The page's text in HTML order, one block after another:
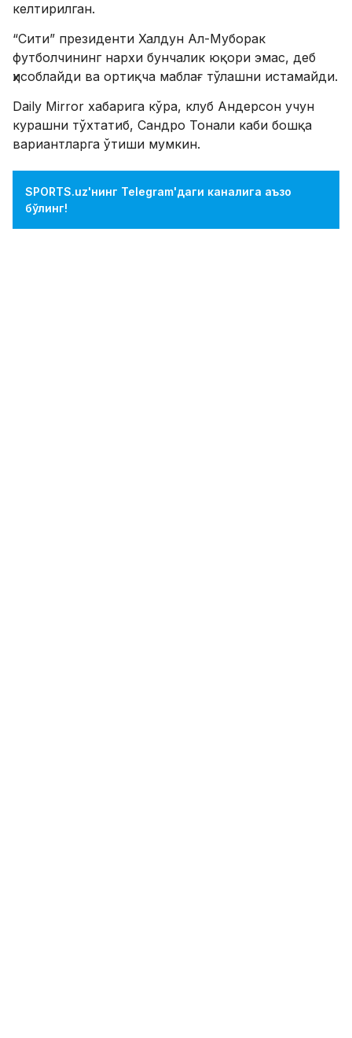
келтирилган.
“Сити” президенти Халдун Ал-Муборак
футболчининг нархи бунчалик юқори эмас, деб
ҳисоблайди ва ортиқча маблағ тўлашни истамайди.
Daily Mirror хабарига кўра, клуб Андерсон учун
курашни тўхтатиб, Сандро Тонали каби бошқа
вариантларга ўтиши мумкин.
SPORTS.uz'нинг Telegram'даги каналига аъзо
бўлинг!